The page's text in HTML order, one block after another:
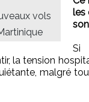
vols
les
Si
la tension
malgré